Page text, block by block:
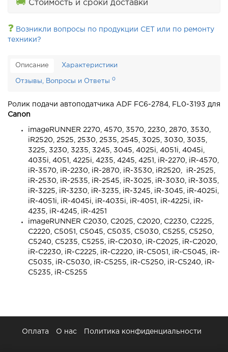
🚚 Стоимость и сроки доставки
❓ Возникли вопросы по продукции CET или по ремонту
техники?
Описание Характеристики
Отзывы, Вопросы и Ответы 0
Ролик подачи автоподатчика ADF FC6-2784, FL0-3193 для
Canon
imageRUNNER 2270, 4570, 3570, 2230, 2870, 3530,
iR2520, 2525, 2530, 2535, 2545, 3025, 3030, 3035,
3225, 3230, 3235, 3245, 3045, 4025i, 4051i, 4045i,
4035i, 4051, 4225i, 4235, 4245, 4251, iR-2270, iR-4570,
iR-3570, iR-2230, iR-2870, iR-3530, iR2520, iR-2525,
iR-2530, iR-2535, iR-2545, iR-3025, iR-3030, iR-3035,
iR-3225, iR-3230, iR-3235, iR-3245, iR-3045, iR-4025i,
iR-4051i, iR-4045i, iR-4035i, iR-4051, iR-4225i, iR-
4235, iR-4245, iR-4251
imageRUNNER C2030, C2025, C2020, C2230, C2225,
C2220, C5051, C5045, C5035, C5030, C5255, C5250,
C5240, C5235, C5255, iR-C2030, iR-C2025, iR-C2020,
iR-C2230, iR-C2225, iR-C2220, iR-C5051, iR-C5045, iR-
C5035, iR-C5030, iR-C5255, iR-C5250, iR-C5240, iR-
C5235, iR-C5255
Оплата О нас Политика конфиденциальности